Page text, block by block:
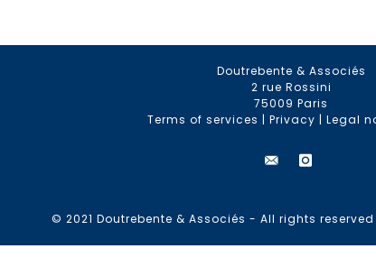
Doutrebente & Associés
2 rue Rossini
75009 Paris
Terms of services |Privacy |Legal
© 2021 Doutrebente & Associés - All rights